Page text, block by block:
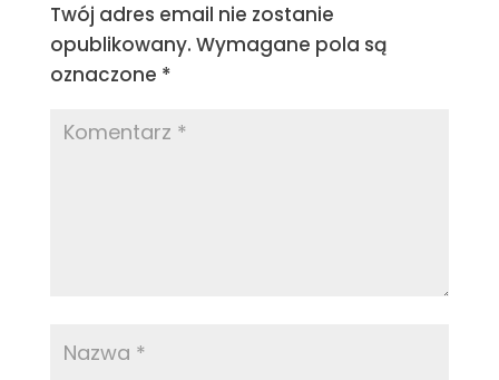
Twój adres email nie zostanie
opublikowany. Wymagane pola są
oznaczone *